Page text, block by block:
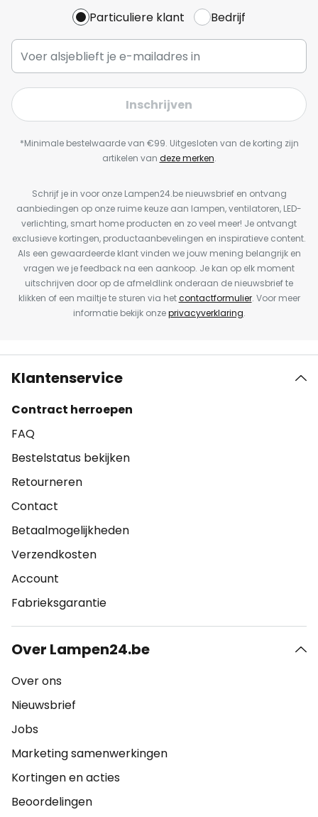
Particuliere klant Bedrijf
Inschrijven
*Minimale bestelwaarde van €99. Uitgesloten van de korting zijn
artikelen van deze merken.
Schrijf je in voor onze Lampen24.be nieuwsbrief en ontvang
aanbiedingen op onze ruime keuze aan lampen, ventilatoren, LED-
verlichting, smart home producten en zo veel meer! Je ontvangt
exclusieve kortingen, productaanbevelingen en inspiratieve content.
Als een gewaardeerde klant vinden we jouw mening belangrijk en
vragen we je feedback na een aankoop. Je kan op elk moment
uitschrijven door op de afmeldlink onderaan de nieuwsbrief te
klikken of een mailtje te sturen via hetcontactformulier. Voor meer
informatie bekijk onzeprivacyverklaring.
Klantenservice
Contract herroepen
FAQ
Bestelstatus bekijken
Retourneren
Contact
Betaalmogelijkheden
Verzendkosten
Account
Fabrieksgarantie
Over Lampen24.be
Over ons
Nieuwsbrief
Jobs
Marketing samenwerkingen
Kortingen en acties
Beoordelingen